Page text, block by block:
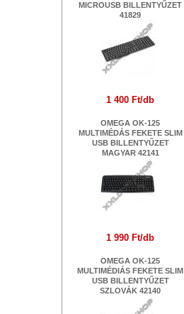
MICROUSB BILLENTYŰZET
41829
1 400 Ft/db
OMEGA OK-125
MULTIMÉDÁS FEKETE SLIM
USB BILLENTYŰZET
MAGYAR 42141
1 990 Ft/db
OMEGA OK-125
MULTIMÉDIÁS FEKETE SLIM
USB BILLENTYŰZET
SZLOVÁK 42140